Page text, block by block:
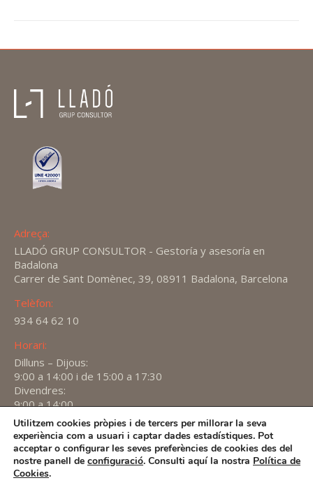
Adreça:
LLADÓ GRUP CONSULTOR - Gestoría y asesoría en
Badalona
Carrer de Sant Domènec, 39, 08911 Badalona, Barcelona
Telèfon:
934 64 62 10
Horari:
Dilluns – Dijous:
9:00 a 14:00 i de 15:00 a 17:30
Divendres:
9:00 a 14:00
Find us on:
X
page
opens
YouTube
page
opens
Linkedin
page
2026 - Política de privacitat
Utilitzem cookies pròpies i de tercers per millorar la seva
experiència com a usuari i captar dades estadístiques. Pot
acceptar o configurar les seves preferències de cookies des del
nostre panell de configuració. Consulti aquí la nostra Política de
Cookies.